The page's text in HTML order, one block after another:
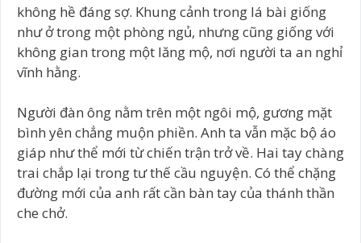
Four of Swords và The Hermit
5. Kết luận về lá bài Four of Swords
không hề đáng sợ. Khung cảnh trong lá bài giống
như ở trong một phòng ngủ, nhưng cũng giống với
không gian trong một lăng mộ, nơi người ta an nghỉ
vĩnh hằng.
Người đàn ông nằm trên một ngôi mộ, gương mặt
bình yên chẳng muộn phiền. Anh ta vẫn mặc bộ áo
giáp như thể mới từ chiến trận trở về. Hai tay chàng
trai chắp lại trong tư thế cầu nguyện. Có thể chặng
đường mới của anh rất cần bàn tay của thánh thần
che chở.